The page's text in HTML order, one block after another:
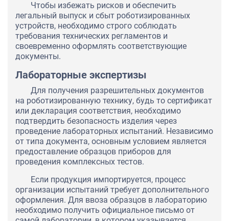
Чтобы избежать рисков и обеспечить
легальный выпуск и сбыт роботизированных
устройств, необходимо строго соблюдать
требования технических регламентов и
своевременно оформлять соответствующие
документы.
Лабораторные экспертизы
Для получения разрешительных документов
на роботизированную технику, будь то сертификат
или декларация соответствия, необходимо
подтвердить безопасность изделия через
проведение лабораторных испытаний. Независимо
от типа документа, основным условием является
предоставление образцов приборов для
проведения комплексных тестов.
Если продукция импортируется, процесс
организации испытаний требует дополнительного
оформления. Для ввоза образцов в лабораторию
необходимо получить официальное письмо от